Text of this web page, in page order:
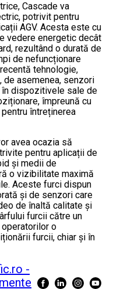
Cascade va
potrivit pentru
AGV. Acesta este cu
vedere energetic decât
rezultând o durată de
de nefuncționare
tehnologie,
asemenea, senzori
dispozitivele sale de
împreună cu
întreținerea
avea ocazia să
pentru aplicații de
și medii de
o vizibilitate maximă
Aceste furci dispun
și de senzori care
de înaltă calitate și
furcii către un
o
furcii, chiar și în